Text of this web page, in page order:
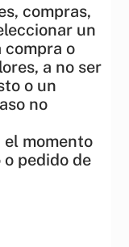
compras,
un
o
a no ser
o un
no
el momento
pedido de